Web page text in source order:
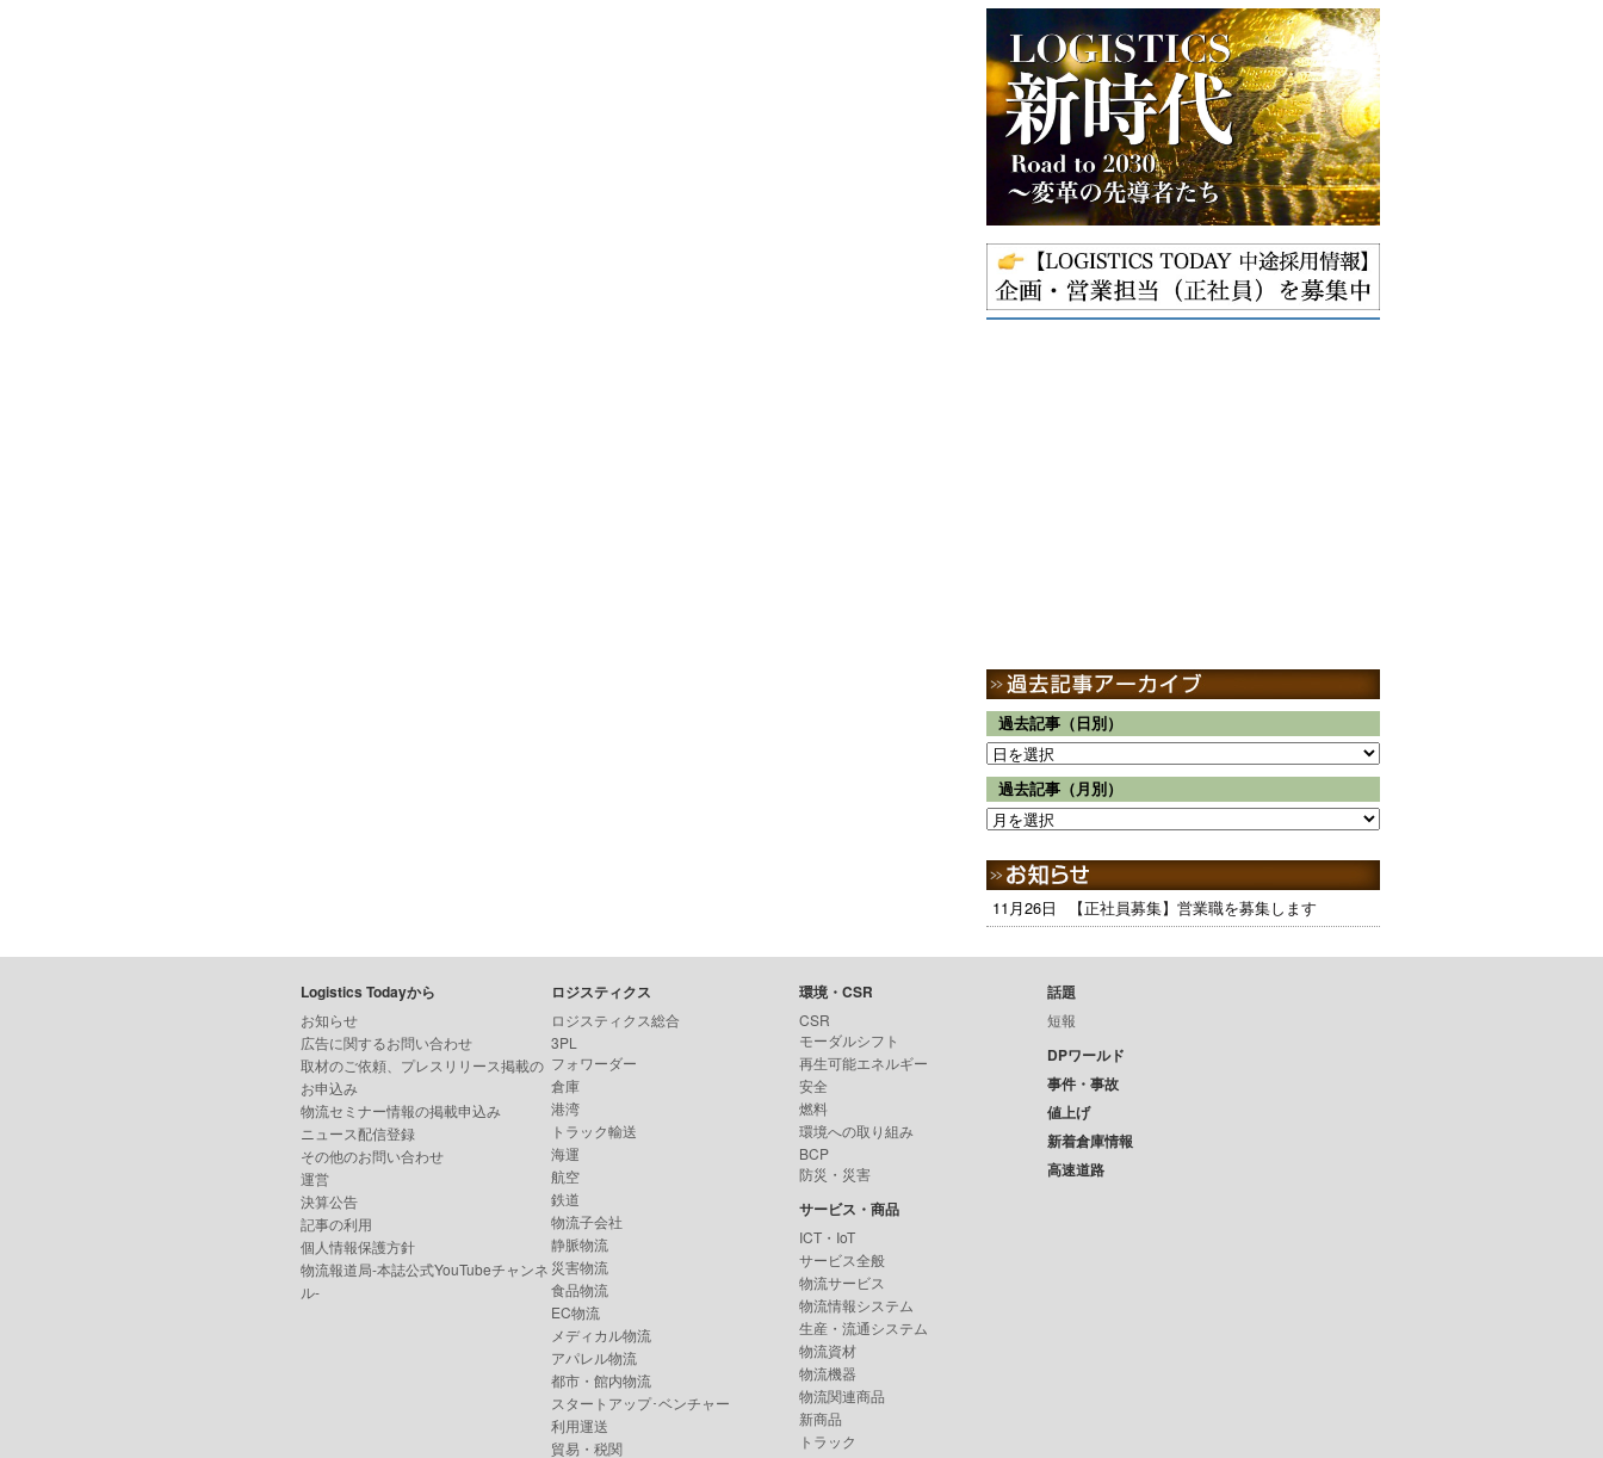
過去記事（日別）
過去記事（月別）
11月26日 【正社員募集】営業職を募集します
Logistics Todayから
お知らせ
広告に関するお問い合わせ
取材のご依頼、プレスリリース掲載の
お申込み
物流セミナー情報の掲載申込み
ニュース配信登録
その他のお問い合わせ
運営
決算公告
記事の利用
個人情報保護方針
物流報道局-本誌公式YouTubeチャンネ
ル-
ロジスティクス
ロジスティクス総合
3PL
フォワーダー
倉庫
港湾
トラック輸送
海運
航空
鉄道
物流子会社
静脈物流
災害物流
食品物流
EC物流
メディカル物流
アパレル物流
都市・館内物流
スタートアップ･ベンチャー
利用運送
貿易・税関
環境・CSR
CSR
モーダルシフト
再生可能エネルギー
安全
燃料
環境への取り組み
BCP
防災・災害
サービス・商品
ICT・IoT
サービス全般
物流サービス
物流情報システム
生産・流通システム
物流資材
物流機器
物流関連商品
新商品
トラック
話題
短報
DPワールド
事件・事故
値上げ
新着倉庫情報
高速道路